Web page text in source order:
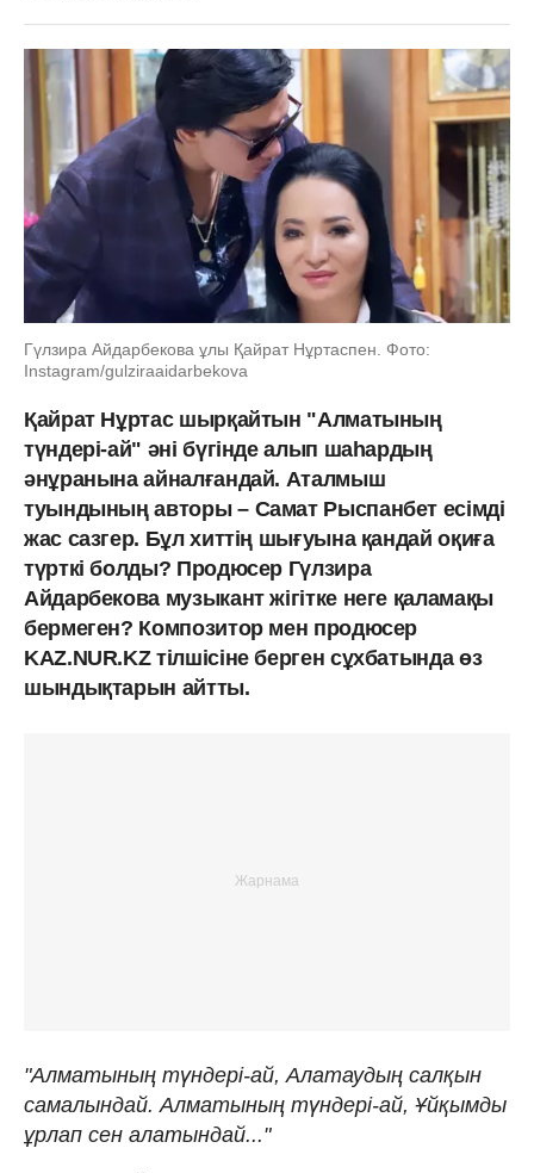
Гүлзира Айдарбекова ұлы Қайрат Нұртаспен. Фото:
Instagram/gulziraaidarbekova
Қайрат Нұртас шырқайтын "Алматының
түндері-ай" әні бүгінде алып шаһардың
әнұранына айналғандай. Аталмыш
туындының авторы – Самат Рыспанбет есімді
жас сазгер. Бұл хиттің шығуына қандай оқиға
түрткі болды? Продюсер Гүлзира
Айдарбекова музыкант жігітке неге қаламақы
бермеген? Композитор мен продюсер
KAZ.NUR.KZ тілшісіне берген сұхбатында өз
шындықтарын айтты.
"Алматының түндері-ай, Алатаудың салқын
самалындай. Алматының түндері-ай, Ұйқымды
ұрлап сен алатындай..."